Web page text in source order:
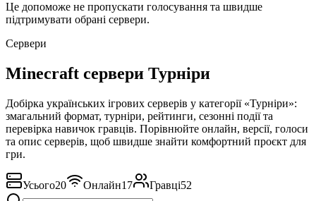
Це допоможе не пропускати голосування та швидше
підтримувати обрані сервери.
Сервери
Minecraft сервери Турніри
Добірка українських ігрових серверів у категорії «Турніри»:
змагальний формат, турніри, рейтинги, сезонні події та
перевірка навичок гравців. Порівнюйте онлайн, версії, голоси
та опис серверів, щоб швидше знайти комфортний проєкт для
гри.
Усього20 Онлайн17 Гравці52